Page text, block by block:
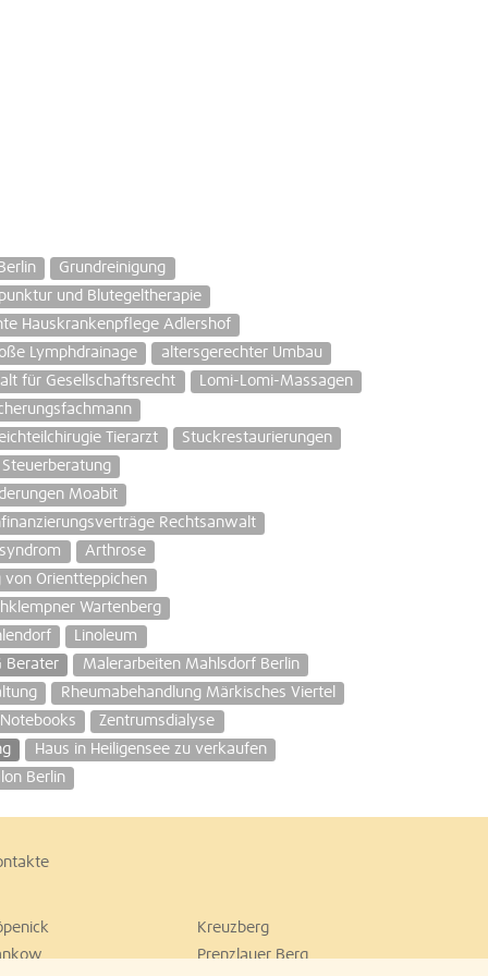
Grundreinigung
und Blutegeltherapie
Hauskrankenpflege Adlershof
Lymphdrainage
altersgerechter Umbau
für Gesellschaftsrecht
Lomi-Lomi-Massagen
Tierarzt
Stuckrestaurierungen
Moabit
Rechtsanwalt
Arthrose
von Orientteppichen
Wartenberg
Linoleum
Berater
Malerarbeiten Mahlsdorf Berlin
Rheumabehandlung Märkisches Viertel
Zentrumsdialyse
Haus in Heiligensee zu verkaufen
Berlin
Kreuzberg
Prenzlauer Berg